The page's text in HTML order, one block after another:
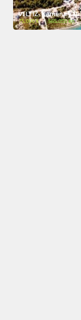
VELI IŽ- Kamena
75,000 € ~ 565,055 kn